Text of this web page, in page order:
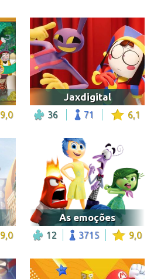
9,0
Jaxdigital
36 71 6,1
9,0
As emoções
12 3715 9,0